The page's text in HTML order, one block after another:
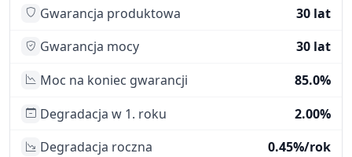
Gwarancja produktowa
30 lat
Gwarancja mocy
30 lat
Moc na koniec gwarancji
85.0%
Degradacja w 1. roku
2.00%
Degradacja roczna
0.45%/rok